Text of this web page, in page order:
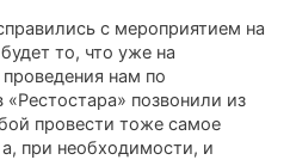
с мероприятием на
то, что уже на
нам по
позвонили из
провести тоже самое
при необходимости, и